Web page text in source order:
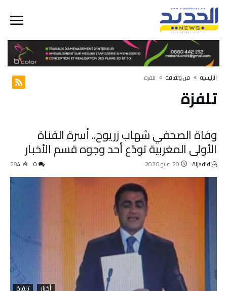
‫الرئيسية‬ فن وثقافة تلفزة
تلفزة
وفاة الصحفي شهاب زريوح.. أسرة القناة
الأولى المغربية تودّع أحد وجوه قسم الأخبار
20 مايو 2026 284
أخبار تلفزة